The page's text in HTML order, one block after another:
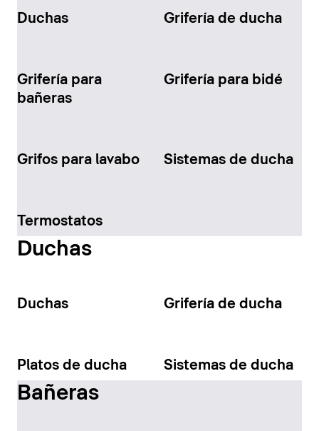
Duchas Grifería de ducha
Grifería para
bañeras
Grifería para bidé
Grifos para lavabo Sistemas de ducha
Termostatos
Duchas
Duchas Grifería de ducha
Platos de ducha Sistemas de ducha
Bañeras